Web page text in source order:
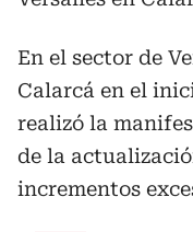
En el sector de
Calarcá en el
realizó la
de la
incrementos